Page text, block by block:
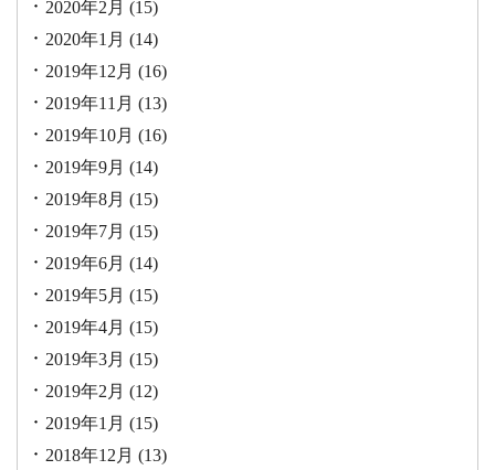
2020年2月 (15)
2020年1月 (14)
2019年12月 (16)
2019年11月 (13)
2019年10月 (16)
2019年9月 (14)
2019年8月 (15)
2019年7月 (15)
2019年6月 (14)
2019年5月 (15)
2019年4月 (15)
2019年3月 (15)
2019年2月 (12)
2019年1月 (15)
2018年12月 (13)